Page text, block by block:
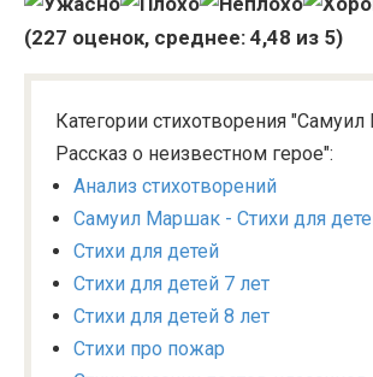
(227 оценок, среднее: 4,48 из 5)
Категории стихотворения
Рассказ о неизвестном герое":
Анализ стихотворений
Самуил Маршак - Стихи для
Стихи для детей
Стихи для детей 7 лет
Стихи для детей 8 лет
Стихи про пожар